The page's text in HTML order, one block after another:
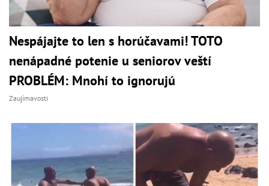
Nespájajte to len s horúčavami! TOTO
nenápadné potenie u seniorov veští
PROBLÉM: Mnohí to ignorujú
Zaujímavosti